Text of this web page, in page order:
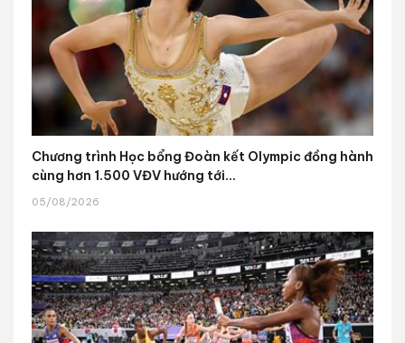
Chương trình Học bổng Đoàn kết Olympic đồng hành
cùng hơn 1.500 VĐV hướng tới...
05/08/2026